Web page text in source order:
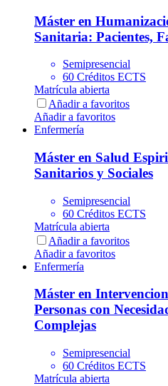
Máster en
Sanitaria: Pacientes,
Semipresencial
60 Créditos ECTS
Matrícula abierta
Añadir a favoritos
Añadir a favoritos
Enfermería
Máster en Salud
Sanitarios y Sociales
Semipresencial
60 Créditos ECTS
Matrícula abierta
Añadir a favoritos
Añadir a favoritos
Enfermería
Máster en
Personas con
Complejas
Semipresencial
60 Créditos ECTS
Matrícula abierta